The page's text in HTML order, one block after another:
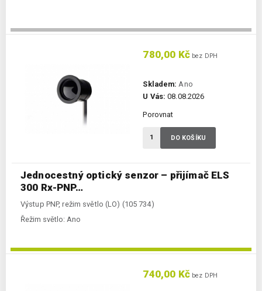
Jednocestný optický senzor – přijímač ELS
300 Rx-PNP…
Výstup PNP, režim světlo (LO) (105 734)
Řežim světlo: Ano
780,00 Kč bez DPH
Skladem: Ano
U Vás: 08.08.2026
Porovnat
DO KOŠÍKU
740,00 Kč bez DPH